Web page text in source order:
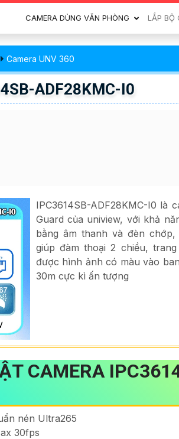
CAMERA DÙNG VĂN PHÒNG LẮP BỘ
Camera UNV 360
ADF28KMC-I0
IPC3614SB-ADF28KMC-I0 là
Guard của uniview, với khả
bằng âm thanh và đèn
giúp đàm thoại 2 chiều,
được hình ảnh có màu vào
30m cực kì ấn tượng
CAMERA
nén Ultra265
30fps